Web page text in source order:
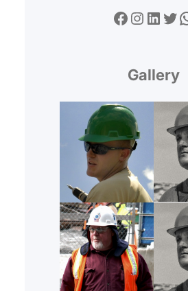
Facebook Instagram LinkedIn Twitter WhatsApp
Gallery